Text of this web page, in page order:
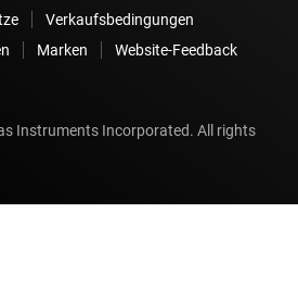
Verkaufsbedingungen
Marken
Website-Feedback
Instruments Incorporated. All rights